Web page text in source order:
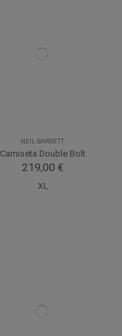
NEIL BARRETT
Camiseta Double Bolt
219,00 €
XL